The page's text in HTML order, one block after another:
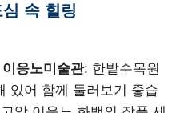
속 힐링
응노미술관: 한밭수목원
있어 함께 둘러보기 좋습